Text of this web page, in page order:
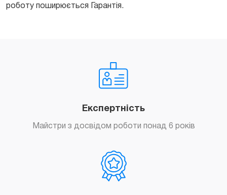
роботу поширюється Гарантія.
Експертність
Майстри з досвідом роботи понад 6 років